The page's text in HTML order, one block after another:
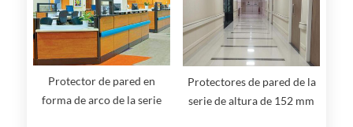
Protector de pared en
forma de arco de la serie
Protectores de pared de la
serie de altura de 152 mm